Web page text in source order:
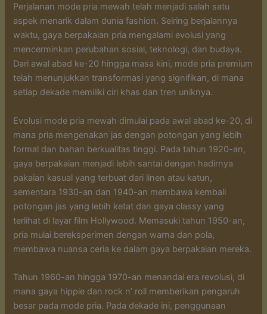
Perjalanan mode pria mewah telah menjadi salah satu
aspek menarik dalam dunia fashion. Seiring berjalannya
waktu, gaya berpakaian pria mengalami evolusi yang
mencerminkan perubahan sosial, teknologi, dan budaya.
Dari awal abad ke-20 hingga masa kini, mode pria premium
telah menunjukkan transformasi yang signifikan, di mana
setiap dekade memiliki ciri khas dan tren uniknya.
Evolusi mode pria mewah dimulai pada awal abad ke-20, di
mana pria mengenakan jas dengan potongan yang lebih
formal dan bahan berkualitas tinggi. Pada tahun 1920-an,
gaya berpakaian menjadi lebih santai dengan hadirnya
pakaian kasual yang terbuat dari linen atau katun,
sementara 1930-an dan 1940-an membawa kembali
potongan jas yang lebih ketat dan gaya classy yang
terlihat di layar film Hollywood. Memasuki tahun 1950-an,
pria mulai bereksperimen dengan warna dan pola,
membawa nuansa ceria ke dalam gaya berpakaian mereka.
Tahun 1960-an hingga 1970-an menandai era revolusi, di
mana gaya hippie dan rock n’ roll memberikan pengaruh
besar pada mode pria. Pada dekade ini, penggunaan